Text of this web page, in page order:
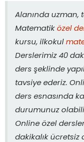
Alanında uzman,
Matematik özel
kursu, ilkokul
Derslerimiz 40
ders şeklinde
tavsiye ederiz.
ders esnasında
durumunuz
Online özel
dakikalık ücretsiz